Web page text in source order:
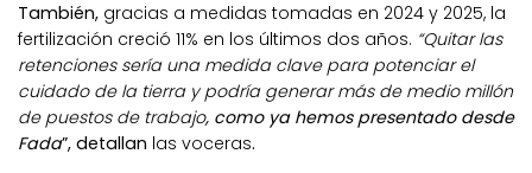
También, gracias a medidas tomadas en 2024 y 2025, la
fertilización creció 11% en los últimos dos años. “Quitar las
retenciones sería una medida clave para potenciar el
cuidado de la tierra y podría generar más de medio millón
de puestos de trabajo, como ya hemos presentado desde
Fada”, detallan las voceras.